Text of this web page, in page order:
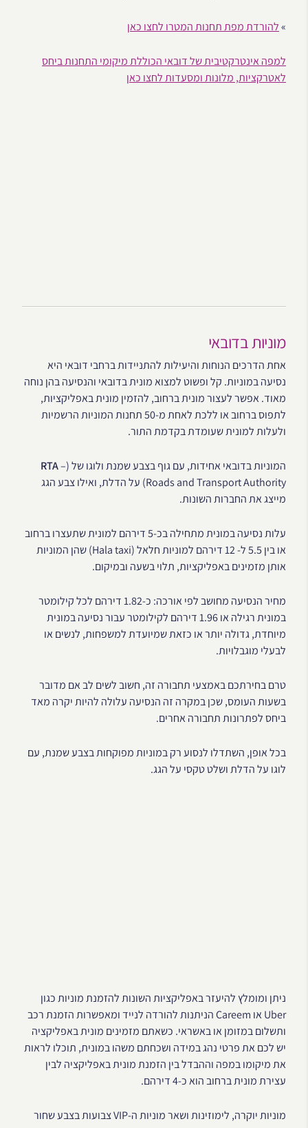
»להורדת מפת תחנות המטרו לחצו כאן
למפה אינטרקטיבית של דובאי הכוללת מיקומי התחנות ביחס
לאטרקציות, מלונות ומסעדות לחצו כאן
מוניות בדובאי
אחת הדרכים הנוחות והיעילות להתניידות ברחבי דובאי היא
נסיעה במוניות. קל ופשוט למצוא מונית בדובאי והנסיעה בהן נוחה
מאוד. אפשר לעצור מונית ברחוב, להזמין מונית באפליקציות,
לתפוס ברחוב או ללכת לאחת מ-50 תחנות המוניות הרשמיות
ולעלות למונית שעומדת בקדמת התור.
המוניות בדובאי אחידות, עם גוף בצבע שמנת ולוגו של ( RTA–
Roads and Transport Authority) על הדלת, ואילו צבע הגג
מייצג את החברות השונות.
עלות נסיעה במונית מתחילה בכ-5 דירהם למונית שתעצרו ברחוב
או בין 5.5 ל- 12 דירהם למוניות חלאל (Hala taxi) שהן המוניות
אותן מזמינים באפליקציות, תלוי בשעה ובמיקום.
מחיר הנסיעה מחושב לפי אורכה: כ-1.82 דירהם לכל קילומטר
במונית רגילה או 1.96 דירהם לקילומטר עבור נסיעה במונית
מיוחדת, גדולה יותר או כזאת שמיועדת למשפחות, לנשים או
לבעלי מוגבלויות.
טרם בחירתכם באמצעי תחבורה זה, חשוב לשים לב אם מדובר
בשעות העומס, שכן במקרה זה הנסיעה עלולה להיות יקרה מאד
ביחס לפתרונות תחבורה אחרים.
בכל אופן, השתדלו לנסוע רק במוניות מפוקחות בצבע שמנת, עם
לוגו על הדלת ושלט טקסי על הגג.
ניתן ומומלץ להיעזר באפליקציות השונות להזמנת מוניות כגון
Uber או Careem הניתנות להורדה לנייד ומאפשרות הזמנת רכב
ותשלום במזומן או באשראי. כשאתם מזמינים מונית באפליקציה
יש לכם את פרטי נהג במידה ושכחתם משהו במונית, תוכלו לראות
את מיקומו במפה וההבדל בין הזמנת מונית באפליקציה לבין
עצירת מונית ברחוב הוא כ-4 דירהם.
מוניות יוקרה, לימוזינות ושאר מוניות ה-VIP צבועות בצבע שחור